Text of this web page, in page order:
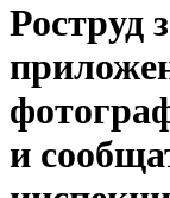
Роструд
и